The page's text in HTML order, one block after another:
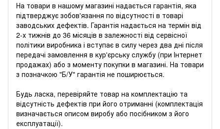
На товари в нашому магазині надається гарантія, яка
підтверджує зобов'язання по відсутності в товарі
заводських дефектів. Гарантія надається на термін від
2-х тижнів до 36 місяців в залежності від сервісної
політики виробника і вступає в силу через два дні після
передачі замовлення в кур'єрську службу (при Інтернет
продажах) або з моменту покупки в магазині. На товари
з позначкою "Б/У" гарантія не поширюється.
Будь ласка, перевіряйте товар на комплектацію та
відсутність дефектів при його отриманні (комплектація
визначається описом виробу або посібником з його
експлуатації).